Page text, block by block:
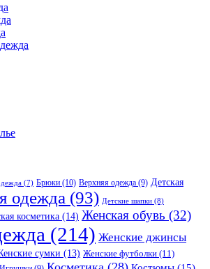
(7) Брюки (10) Верхняя одежда (9) Детская
одежда (93) Детские шапки (8)
косметика (14) Женская обувь (32)
(214) Женские джинсы
сумки (13) Женские футболки (11)